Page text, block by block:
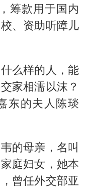
筹款用于国内
、资助听障儿
么样的人，能
家相濡以沫？
东的夫人陈琰
的母亲，名叫
庭妇女，她本
曾任外交部亚